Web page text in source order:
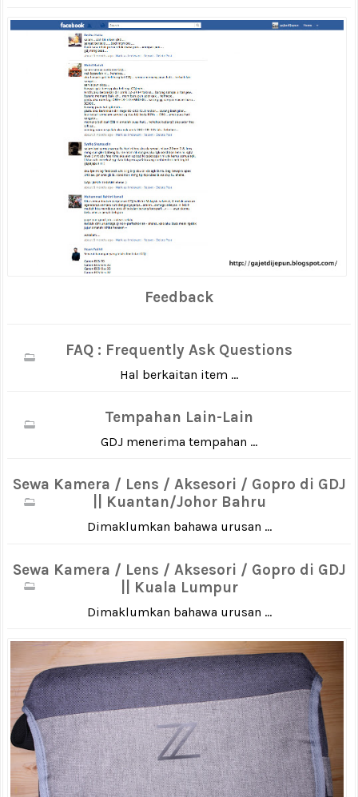
Feedback
FAQ : Frequently Ask Questions
Hal berkaitan item ...
Tempahan Lain-Lain
GDJ menerima tempahan ...
Sewa Kamera / Lens / Aksesori / Gopro di GDJ
|| Kuantan/Johor Bahru
Dimaklumkan bahawa urusan ...
Sewa Kamera / Lens / Aksesori / Gopro di GDJ
|| Kuala Lumpur
Dimaklumkan bahawa urusan ...